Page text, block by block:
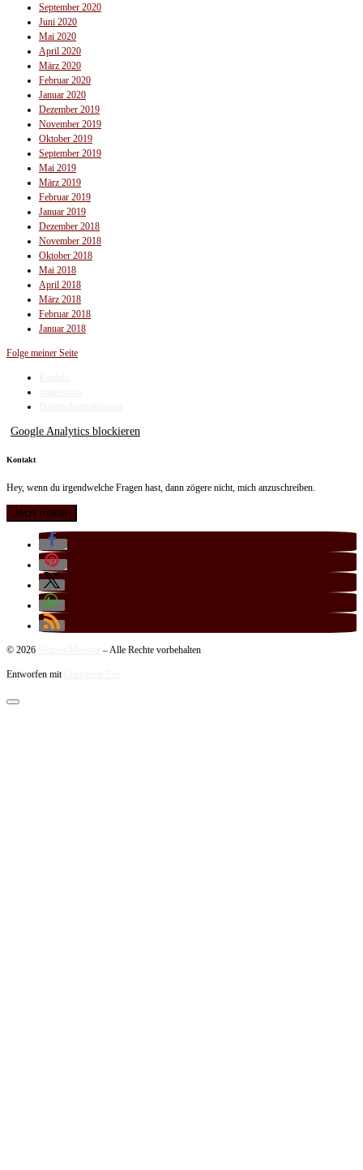
September 2020
Juni 2020
Mai 2020
April 2020
März 2020
Februar 2020
Januar 2020
Dezember 2019
November 2019
Oktober 2019
September 2019
Mai 2019
März 2019
Februar 2019
Januar 2019
Dezember 2018
November 2018
Oktober 2018
Mai 2018
April 2018
März 2018
Februar 2018
Januar 2018
Folge meiner Seite
Google Analytics blockieren
Kontakt
Hey, wenn du irgendwelche Fragen hast, dann zögere nicht, mich anzuschreiben.
© 2026 –Alle Rechte vorbehalten
Entworfen mit